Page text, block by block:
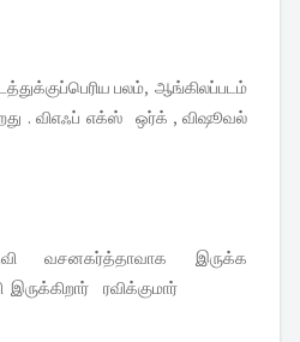
பலம், ஆங்கிலப்படம்
. விஎஃப் எக்ஸ் ஒர்க் , விஷூவல்
வசனகர்த்தாவாக இருக்க
ரவிக்குமார்